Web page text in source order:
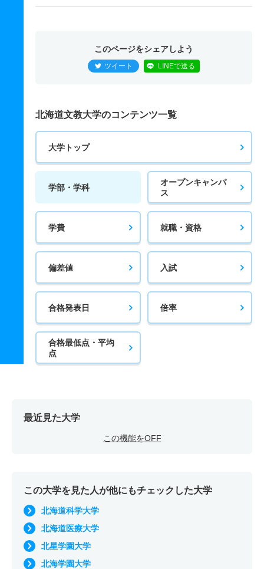
このページをシェアしよう
ツイート LINEで送る
北海道文教大学のコンテンツ一覧
大学トップ
学部・学科
オープンキャンパ
ス
学費 就職・資格
偏差値 入試
合格発表日 倍率
合格最低点・平均
点
最近見た大学
この機能をOFF
この大学を見た人が他にもチェックした大学
北海道科学大学
北海道医療大学
北星学園大学
北海学園大学